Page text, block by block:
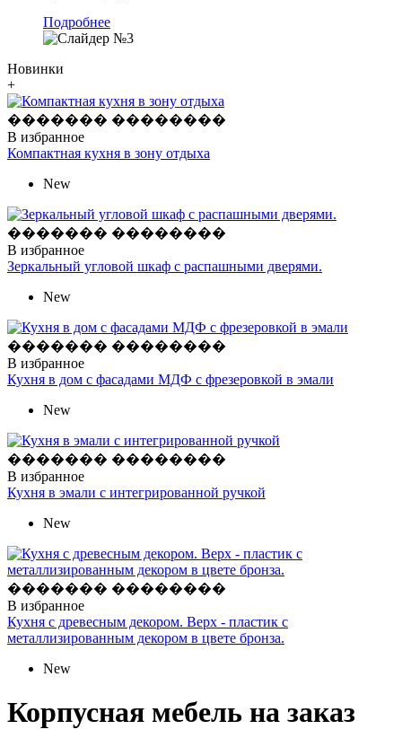
Подробнее
Новинки
+
������� ��������
В избранное
Компактная кухня в зону отдыха
New
������� ��������
В избранное
Зеркальный угловой шкаф с распашными дверями.
New
������� ��������
В избранное
Кухня в дом с фасадами МДФ с фрезеровкой в эмали
New
������� ��������
В избранное
Кухня в эмали с интегрированной ручкой
New
������� ��������
В избранное
Кухня с древесным декором. Верх - пластик с
металлизированным декором в цвете бронза.
New
Корпусная мебель на заказ